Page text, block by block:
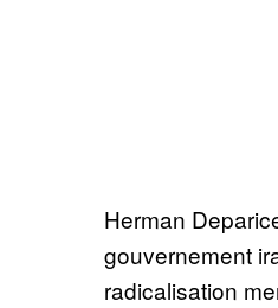
Herman
gouvernement
radicalisation